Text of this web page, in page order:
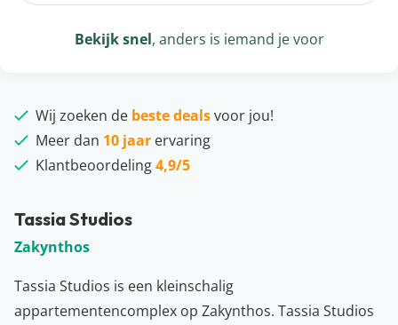
Tassia Studios
Zakynthos
Tassia Studios is een kleinschalig
appartementencomplex op Zakynthos. Tassia Studios
Bekijk snel, anders is iemand je voor
Wij zoeken de beste dealsvoor jou!
Meer dan 10 jaar ervaring
Klantbeoordeling4,9/5